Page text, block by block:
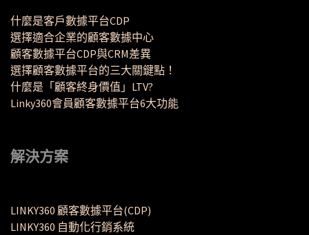
什麼是客戶數據平台CDP
選擇適合企業的顧客數據中心
顧客數據平台CDP與CRM差異
選擇顧客數據平台的三大關鍵點！
什麼是「顧客終身價值」LTV?
Linky360會員顧客數據平台6大功能
解決方案
LINKY360 顧客數據平台(CDP)
LINKY360 自動化行銷系統